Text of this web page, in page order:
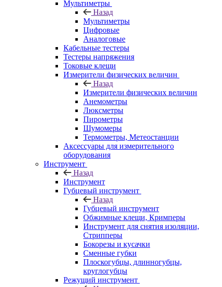
Мультиметры
Назад
Мультиметры
Цифровые
Аналоговые
Кабельные тестеры
Тестеры напряжения
Токовые клещи
Измерители физических величин
Назад
Измерители физических величин
Анемометры
Люксметры
Пирометры
Шумомеры
Термометры, Метеостанции
Аксессуары для измерительного
оборудования
Инструмент
Назад
Инструмент
Губцевый инструмент
Назад
Губцевый инструмент
Обжимные клещи, Кримперы
Инструмент для снятия изоляции,
Стрипперы
Бокорезы и кусачки
Сменные губки
Плоскогубцы, длинногубцы,
круглогубцы
Режущий инструмент